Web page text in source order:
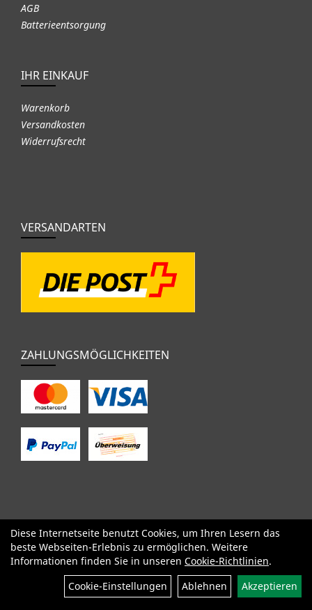
AGB
Batterieentsorgung
IHR EINKAUF
Warenkorb
Versandkosten
Widerrufsrecht
VERSANDARTEN
ZAHLUNGSMÖGLICHKEITEN
SALE Specialized Factor Cervélo BMC Orbea
Yeti
Pinarello
OPEN Kids / BMX Komponenten
Bekleidung
Zubehör
Sale
Diese Internetseite benutzt Cookies, um Ihren Lesern das
beste Webseiten-Erlebnis zu ermöglichen. Weitere
Informationen finden Sie in unseren Cookie-Richtlinien.
Cookie-Einstellungen
Ablehnen Akzeptieren